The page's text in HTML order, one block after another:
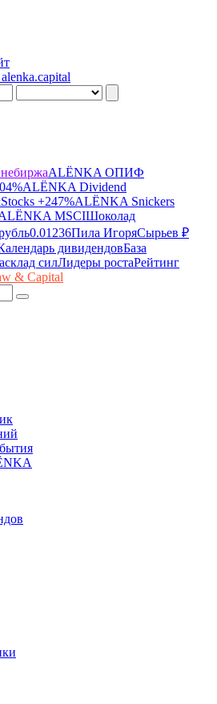
ALЁNKA ОПИФ
ALЁNKA Dividend
+247%ALЁNKA Snickers
MSCIШоколад
0.01236Пила ИгоряСырьев ₽
дивидендовБаза
силЛидеры ростаРейтинг
& Capital